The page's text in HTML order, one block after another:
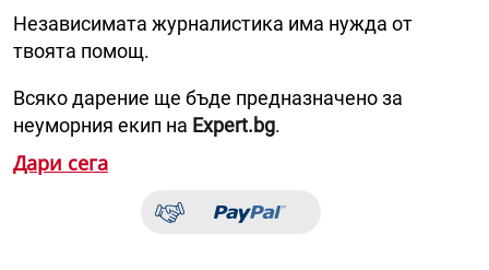
Независимата журналистика има нужда от
твоята помощ.
Всяко дарение ще бъде предназначено за
неуморния екип на Expert.bg.
Дари сега